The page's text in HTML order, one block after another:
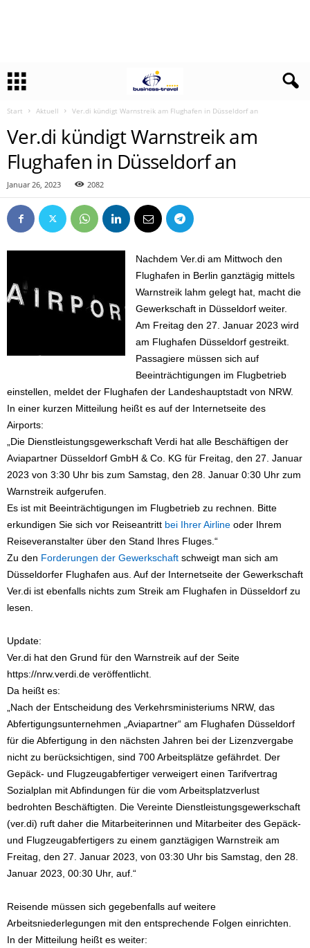
Start Aktuell Ver.di kündigt Warnstreik am Flughafen in Düsseldorf an
Ver.di kündigt Warnstreik am
Flughafen in Düsseldorf an
Januar 26, 2023 2082
Nachdem Ver.di am Mittwoch den
Flughafen in Berlin ganztägig mittels
Warnstreik lahm gelegt hat, macht die
Gewerkschaft in Düsseldorf weiter.
Am Freitag den 27. Januar 2023 wird
am Flughafen Düsseldorf gestreikt.
Passagiere müssen sich auf
Beeinträchtigungen im Flugbetrieb
einstellen, meldet der Flughafen der Landeshauptstadt von NRW.
In einer kurzen Mitteilung heißt es auf der Internetseite des
Airports:
„Die Dienstleistungsgewerkschaft Verdi hat alle Beschäftigen der
Aviapartner Düsseldorf GmbH & Co. KG für Freitag, den 27. Januar
2023 von 3:30 Uhr bis zum Samstag, den 28. Januar 0:30 Uhr zum
Warnstreik aufgerufen.
Es ist mit Beeinträchtigungen im Flugbetrieb zu rechnen. Bitte
erkundigen Sie sich vor Reiseantritt bei Ihrer Airline oder Ihrem
Reiseveranstalter über den Stand Ihres Fluges.“
Zu den Forderungen der Gewerkschaft schweigt man sich am
Düsseldorfer Flughafen aus. Auf der Internetseite der Gewerkschaft
Ver.di ist ebenfalls nichts zum Streik am Flughafen in Düsseldorf zu
lesen.
Update:
Ver.di hat den Grund für den Warnstreik auf der Seite
https://nrw.verdi.de veröffentlicht.
Da heißt es:
„Nach der Entscheidung des Verkehrsministeriums NRW, das
Abfertigungsunternehmen „Aviapartner“ am Flughafen Düsseldorf
für die Abfertigung in den nächsten Jahren bei der Lizenzvergabe
nicht zu berücksichtigen, sind 700 Arbeitsplätze gefährdet. Der
Gepäck- und Flugzeugabfertiger verweigert einen Tarifvertrag
Sozialplan mit Abfindungen für die vom Arbeitsplatzverlust
bedrohten Beschäftigten. Die Vereinte Dienstleistungsgewerkschaft
(ver.di) ruft daher die Mitarbeiterinnen und Mitarbeiter des Gepäck-
und Flugzeugabfertigers zu einem ganztägigen Warnstreik am
Freitag, den 27. Januar 2023, von 03:30 Uhr bis Samstag, den 28.
Januar 2023, 00:30 Uhr, auf.“
Reisende müssen sich gegebenfalls auf weitere
Arbeitsniederlegungen mit den entsprechende Folgen einrichten.
In der Mitteilung heißt es weiter: